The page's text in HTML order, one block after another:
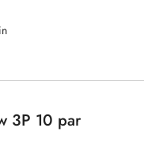
3P 10 par